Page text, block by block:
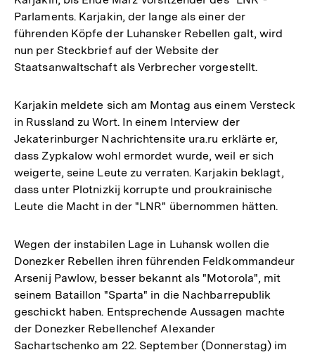
Parlaments. Karjakin, der lange als einer der
führenden Köpfe der Luhansker Rebellen galt, wird
nun per Steckbrief auf der Website der
Staatsanwaltschaft als Verbrecher vorgestellt.
Karjakin meldete sich am Montag aus einem Versteck
in Russland zu Wort. In einem Interview der
Jekaterinburger Nachrichtensite ura.ru erklärte er,
dass Zypkalow wohl ermordet wurde, weil er sich
weigerte, seine Leute zu verraten. Karjakin beklagt,
dass unter Plotnizkij korrupte und proukrainische
Leute die Macht in der "LNR" übernommen hätten.
Wegen der instabilen Lage in Luhansk wollen die
Donezker Rebellen ihren führenden Feldkommandeur
Arsenij Pawlow, besser bekannt als "Motorola", mit
seinem Bataillon "Sparta" in die Nachbarrepublik
geschickt haben. Entsprechende Aussagen machte
der Donezker Rebellenchef Alexander
Sachartschenko am 22. September (Donnerstag) im